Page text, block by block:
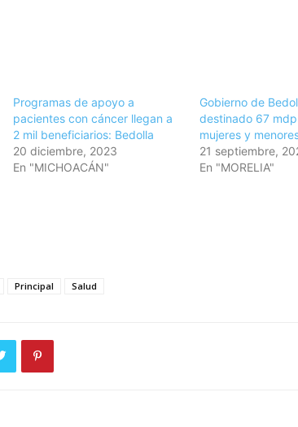
Programas de apoyo a
pacientes con cáncer llegan a
2 mil beneficiarios: Bedolla
20 diciembre, 2023
En "MICHOACÁN"
Gobierno de
destinado 67
mujeres y
21 septiembre,
En "MORELIA"
Principal Salud